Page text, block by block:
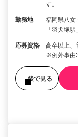
す。
勤務地
福岡県八女
「羽犬塚
応募資格
高卒以上、
※例外事由
後で見る